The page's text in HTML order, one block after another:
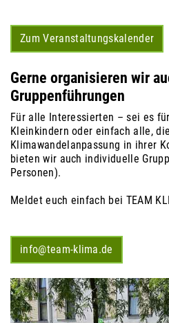
Zum Veranstaltungskalender
Gerne organisieren wir
Gruppenführungen
Für alle Interessierten – sei es
Kleinkindern oder einfach alle,
Klimawandelanpassung in ihrer
bieten wir auch individuelle
Personen).
Meldet euch einfach bei TEAM
info@team-klima.de